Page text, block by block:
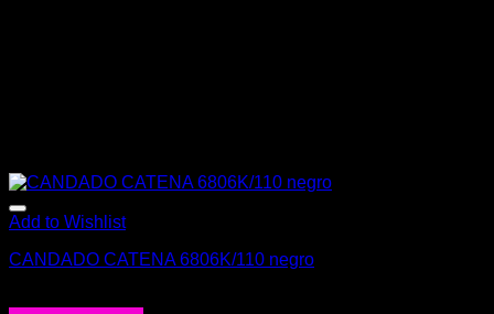
Add to Wishlist
CANDADO CATENA 6806K/110 negro